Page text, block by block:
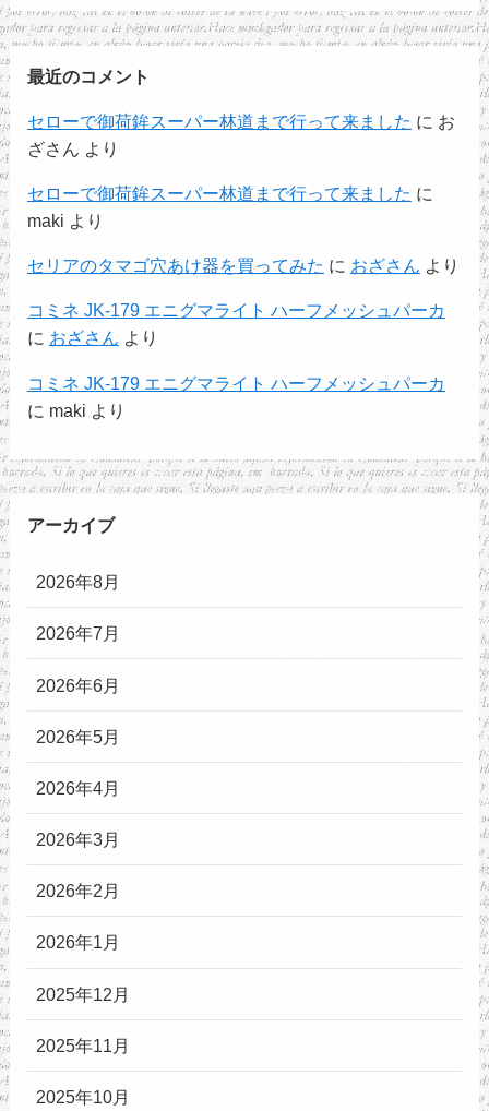
最近のコメント
セローで御荷鉾スーパー林道まで行って来ました に お
ざさん より
セローで御荷鉾スーパー林道まで行って来ました に
maki より
セリアのタマゴ穴あけ器を買ってみた に おざさん より
コミネ JK-179 エニグマライト ハーフメッシュパーカ
に おざさん より
コミネ JK-179 エニグマライト ハーフメッシュパーカ
に maki より
アーカイブ
2026年8月
2026年7月
2026年6月
2026年5月
2026年4月
2026年3月
2026年2月
2026年1月
2025年12月
2025年11月
2025年10月